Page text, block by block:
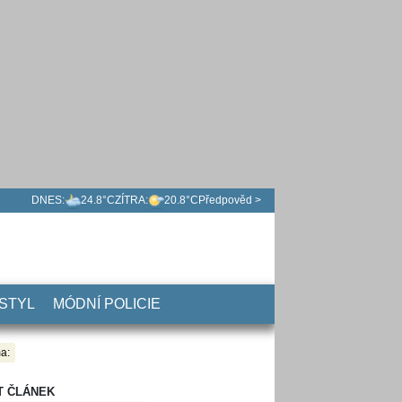
DNES: 24.8°CZÍTRA: 20.8°C Předpověd >
MÓDNÍ POLICIE
ČLÁNEK